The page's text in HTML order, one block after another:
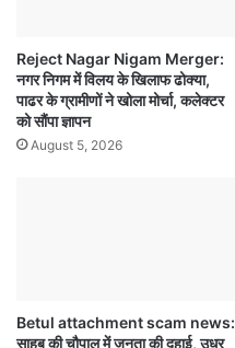
Reject Nagar Nigam Merger:
नगर निगम में विलय के खिलाफ ढोक्या,
पाढर के ग्रामीणों ने खोला मोर्चा, कलेक्टर
को सौंपा ज्ञापन
August 5, 2026
Betul attachment scam news:
साहब की चौपाल में जनता की दुहाई, उधर